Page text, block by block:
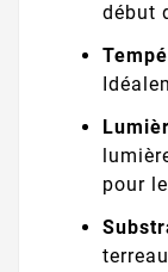
début
pour